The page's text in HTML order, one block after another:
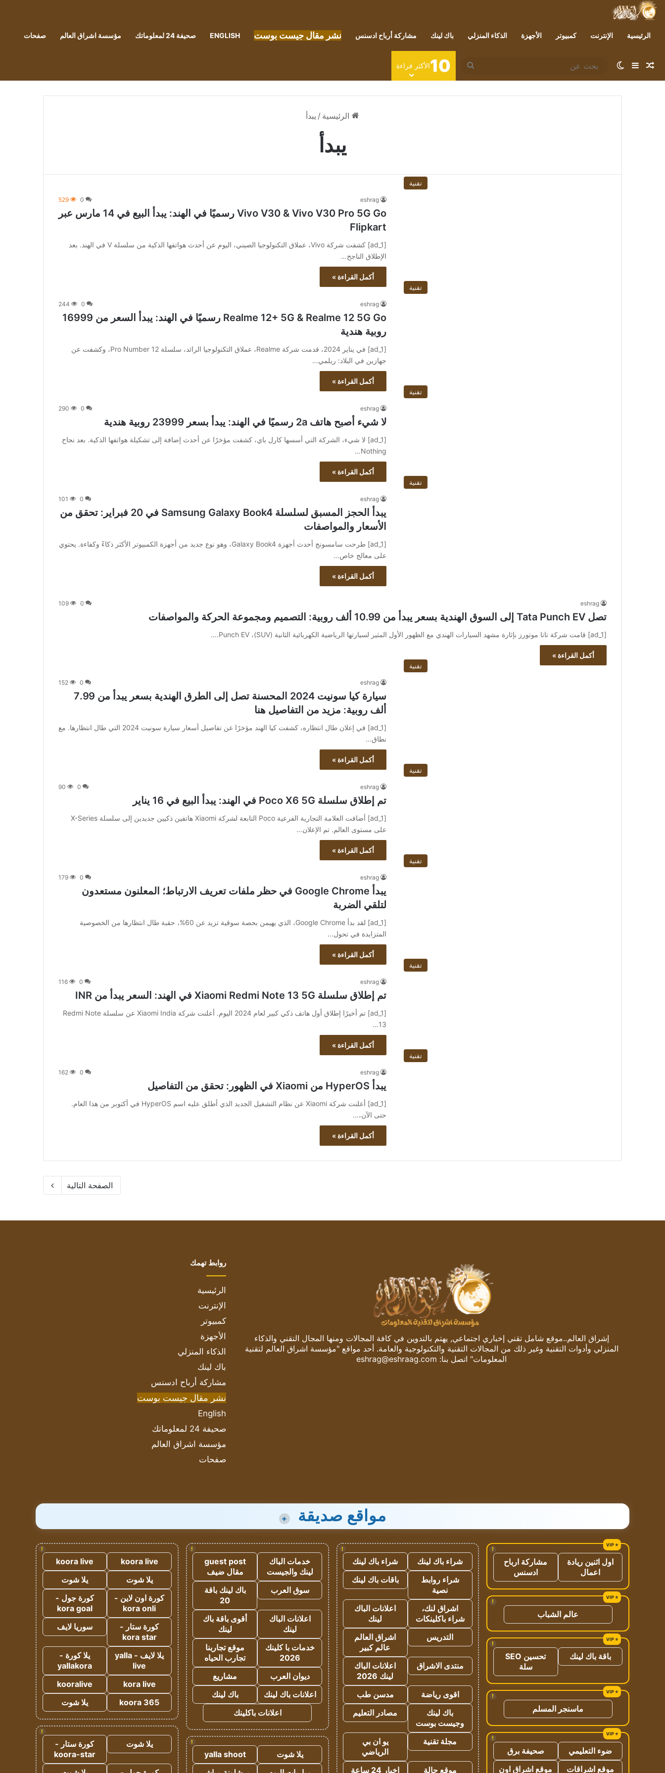
الرئيسية الإنترنت كمبيوتر الأجهزة الذكاء المنزلي باك لينك مشاركة أرباح ادسنس نشر مقال جيست بوست ENGLISH صحيفة 24 لمعلوماتك مؤسسة اشراق العالم صفحات
مقال عشوائي
إضافة عمود جانبي
الوضع المظلم
بحث
عن
10الأكثر قراءة
الرئيسية / يبدأ
يبدأ
تقنية
eshrag
0
529
Vivo V30 & Vivo V30 Pro 5G Go رسميًا في الهند: يبدأ البيع في 14 مارس عبر
Flipkart
[ad_1] كشفت شركة Vivo، عملاق التكنولوجيا الصيني، اليوم عن أحدث هواتفها الذكية من سلسلة V في الهند. بعد
الإطلاق الناجح…
أكمل القراءة »
تقنية
eshrag
0
244
Realme 12+ 5G & Realme 12 5G Go رسميًا في الهند: يبدأ السعر من 16999
روبية هندية
[ad_1] في يناير 2024، قدمت شركة Realme، عملاق التكنولوجيا الرائد، سلسلة Pro Number 12، وكشفت عن
جهازين في البلاد: ريلمي…
أكمل القراءة »
تقنية
eshrag
0
290
لا شيء أصبح هاتف 2a رسميًا في الهند: يبدأ بسعر 23999 روبية هندية
[ad_1] لا شيء، الشركة التي أسسها كارل باي، كشفت مؤخرًا عن أحدث إضافة إلى تشكيلة هواتفها الذكية. بعد نجاح
Nothing…
أكمل القراءة »
تقنية
eshrag
0
101
يبدأ الحجز المسبق لسلسلة Samsung Galaxy Book4 في 20 فبراير: تحقق من
الأسعار والمواصفات
[ad_1] طرحت سامسونج أحدث أجهزة Galaxy Book4، وهو نوع جديد من أجهزة الكمبيوتر الأكثر ذكاءً وكفاءة. يحتوي
على معالج خاص…
أكمل القراءة »
eshrag
0
109
تصل Tata Punch EV إلى السوق الهندية بسعر يبدأ من 10.99 ألف روبية: التصميم ومجموعة الحركة والمواصفات
[ad_1] قامت شركة تاتا موتورز بإثارة مشهد السيارات الهندي مع الظهور الأول المثير لسيارتها الرياضية الكهربائية الثانية (SUV)، Punch EV.…
أكمل القراءة »
تقنية
eshrag
0
152
سيارة كيا سونيت 2024 المحسنة تصل إلى الطرق الهندية بسعر يبدأ من 7.99
ألف روبية: مزيد من التفاصيل هنا
[ad_1] في إعلان طال انتظاره، كشفت كيا الهند مؤخرًا عن تفاصيل أسعار سيارة سونيت 2024 التي طال انتظارها. مع
نطاق…
أكمل القراءة »
تقنية
eshrag
0
90
تم إطلاق سلسلة Poco X6 5G في الهند: يبدأ البيع في 16 يناير
[ad_1] أضافت العلامة التجارية الفرعية Poco التابعة لشركة Xiaomi هاتفين ذكيين جديدين إلى سلسلة X-Series
على مستوى العالم. تم الإعلان…
أكمل القراءة »
تقنية
eshrag
0
179
يبدأ Google Chrome في حظر ملفات تعريف الارتباط؛ المعلنون مستعدون
لتلقي الضربة
[ad_1] لقد بدأ Google Chrome، الذي يهيمن بحصة سوقية تزيد عن 60%، حقبة طال انتظارها من الخصوصية
المتزايدة في تحول…
أكمل القراءة »
تقنية
eshrag
0
116
تم إطلاق سلسلة Xiaomi Redmi Note 13 5G في الهند: السعر يبدأ من INR
[ad_1] تم أخيرًا إطلاق أول هاتف ذكي كبير لعام 2024 اليوم. أعلنت شركة Xiaomi India عن سلسلة Redmi Note
13…
أكمل القراءة »
تقنية
eshrag
0
162
يبدأ HyperOS من Xiaomi في الظهور: تحقق من التفاصيل
[ad_1] أعلنت شركة Xiaomi عن نظام التشغيل الجديد الذي أطلق عليه اسم HyperOS في أكتوبر من هذا العام.
حتى الآن،…
أكمل القراءة »
الصفحة التالية
إشراق العالم..موقع شامل تقني إخباري اجتماعي, يهتم بالتدوين في كافة المجالات ومنها المجال التقني والذكاء
المنزلي وأدوات التقنية وغير ذلك من المجالات التقنية والتكنولوجية والعامة. أحد مواقع "مؤسسة اشراق العالم لتقنية
المعلومات" اتصل بنا: eshrag@eshraag.com
روابط تهمك
الرئيسية
الإنترنت
كمبيوتر
الأجهزة
الذكاء المنزلي
باك لينك
مشاركة أرباح ادسنس
نشر مقال جيست بوست
English
صحيفة 24 لمعلوماتك
مؤسسة اشراق العالم
صفحات
مواقع صديقة +
!
اول اثنين ريادة
اعمال
مشاركة ارباح
ادسنس
!
عالم الشباب
!
باقة باك لينك
تحسين SEO
سلة
!
ماسنجر المسلم
!
ضوء التعليمي
صحيفة برق
موقع اشراقات
موقع اشراق اون
!
شراء باك لينك
شراء باك لينك
شراء روابط
نصية
باقات باك لينك
اشراق لنك،
شراء باكلينكات
اعلانات الباك
لينك
التدريس
اشراق العالم
عالم كبير
منتدى الاشراق
اعلانات الباك
لينك 2026
اقوى رياضة
مدسن طب
باك لينك
وجيست بوست
مصادر التعليم
مجلة تقنية
يو ان بي
الرياضي
موقع حالة
اخبار 24 ساعة
!
خدمات الباك
لينك والجيست
guest post
مقال ضيف
سوق العرب
باك لينك باقة
20
اعلانات الباك
لينك
أقوى باقة باك
لينك
خدمات با كلينك
2026
موقع تجاربنا
تجارب الحياه
ديوان العرب
مشاريع
اعلانات باك لينك
باك لينك
اعلانات باكلينك
!
يلا شوت
yalla shoot
!
koora live
koora live
يلا شوت
يلا شوت
كورة اون لاين -
kora onli
كورة جول -
kora goal
كورة ستار -
kora star
سوريا لايف
يلا لايف - yalla
live
يلا كورة -
yallakora
kora live
kooralive
koora 365
يلا شوت
!
يلا شوت
كورة ستار -
koora-star